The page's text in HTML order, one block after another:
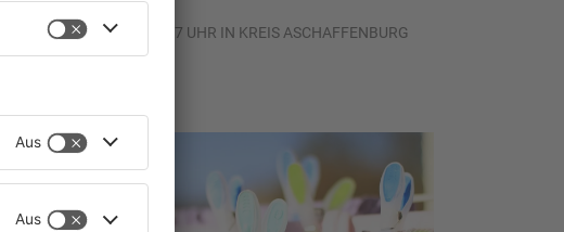
03.08.2026, 15:57 UHR IN KREIS ASCHAFFENBURG